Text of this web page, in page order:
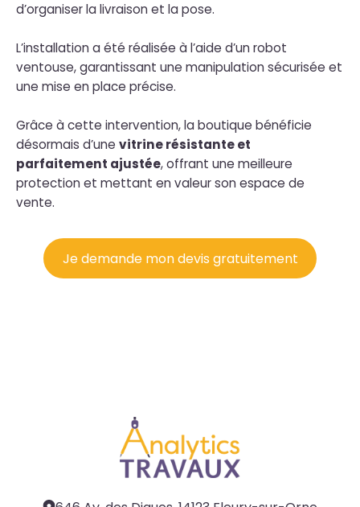
d’organiser la livraison et la pose.
L’installation a été réalisée à l’aide d’un robot
ventouse, garantissant une manipulation sécurisée et
une mise en place précise.
Grâce à cette intervention, la boutique bénéficie
désormais d’une vitrine résistante et
parfaitement ajustée, offrant une meilleure
protection et mettant en valeur son espace de
vente.
Je demande mon devis gratuitement